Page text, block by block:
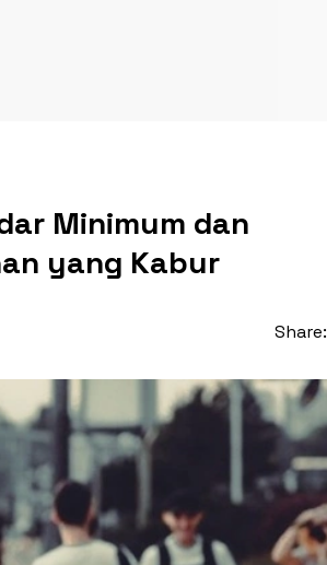
Minimum dan
yang Kabur
Share: